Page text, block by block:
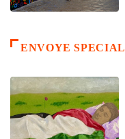
ENVOYE SPECIAL